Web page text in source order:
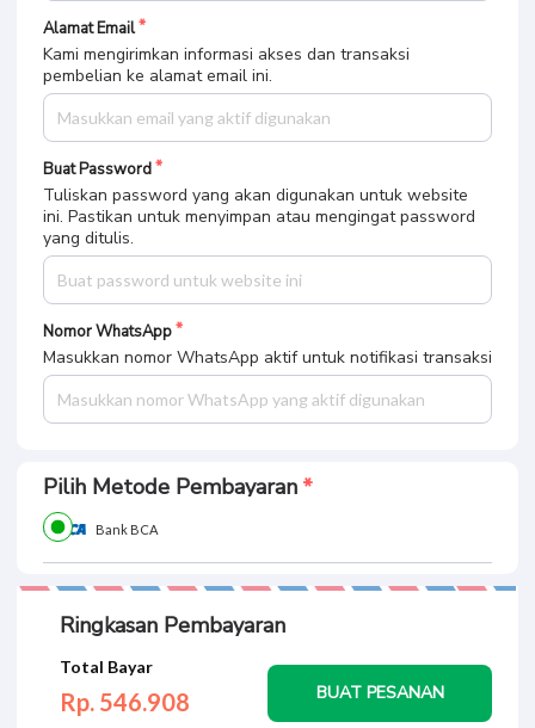
Alamat Email
Kami mengirimkan informasi akses dan transaksi
pembelian ke alamat email ini.
Buat Password
Tuliskan password yang akan digunakan untuk website
ini. Pastikan untuk menyimpan atau mengingat password
yang ditulis.
Nomor WhatsApp
Masukkan nomor WhatsApp aktif untuk notifikasi transaksi
Pilih Metode Pembayaran
Bank BCA
Ringkasan Pembayaran
Total Bayar
Rp. 546.908 BUAT PESANAN